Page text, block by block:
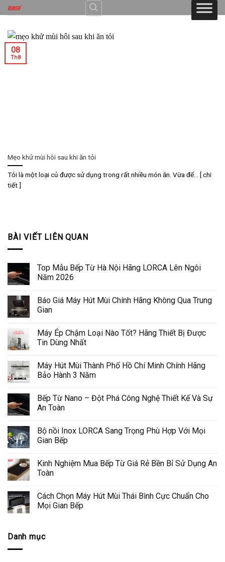
Skip
to
content
Mẹo khử mùi hôi sau khi ăn tỏi
Tỏi là một loại củ được sử dụng trong rất nhiều món ăn. Vừa để... [ chi
tiết ]
08
Th8
BÀI VIẾT LIÊN QUAN
Top Mẫu Bếp Từ Hà Nội Hãng LORCA Lên Ngôi
Năm 2026
Báo Giá Máy Hút Mùi Chính Hãng Không Qua Trung
Gian
Máy Ép Chậm Loại Nào Tốt? Hãng Thiết Bị Được
Tin Dùng Nhất
Máy Hút Mùi Thành Phố Hồ Chí Minh Chính Hãng
Bảo Hành 3 Năm
Bếp Từ Nano – Đột Phá Công Nghệ Thiết Kế Và Sự
An Toàn
Bộ nồi Inox LORCA Sang Trọng Phù Hợp Với Mọi
Gian Bếp
Kinh Nghiệm Mua Bếp Từ Giá Rẻ Bền Bỉ Sử Dụng An
Toàn
Cách Chọn Máy Hút Mùi Thái Bình Cực Chuẩn Cho
Mọi Gian Bếp
Danh mục